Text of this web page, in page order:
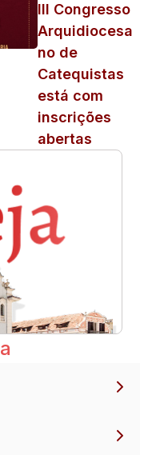
III Congresso
Arquidiocesa
no de
Catequistas
está com
inscrições
abertas